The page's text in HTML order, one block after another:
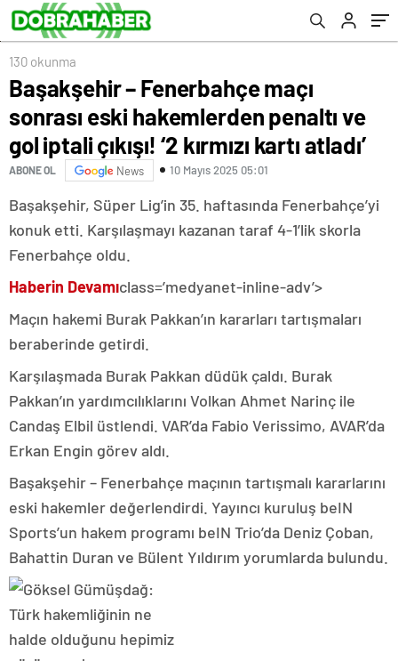
kırmızı kartı atladı’
130 okunma
Başakşehir – Fenerbahçe maçı
sonrası eski hakemlerden penaltı ve
gol iptali çıkışı! ‘2 kırmızı kartı atladı’
ABONE OL News 10 Mayıs 2025 05:01
Başakşehir, Süper Lig’in 35. haftasında Fenerbahçe’yi
konuk etti. Karşılaşmayı kazanan taraf 4-1’lik skorla
Fenerbahçe oldu.
Haberin Devamıclass=’medyanet-inline-adv’>
Maçın hakemi Burak Pakkan’ın kararları tartışmaları
beraberinde getirdi.
Karşılaşmada Burak Pakkan düdük çaldı. Burak
Pakkan’ın yardımcılıklarını Volkan Ahmet Narinç ile
Candaş Elbil üstlendi. VAR’da Fabio Verissimo, AVAR’da
Erkan Engin görev aldı.
Başakşehir – Fenerbahçe maçının tartışmalı kararlarını
eski hakemler değerlendirdi. Yayıncı kuruluş beIN
Sports’un hakem programı beIN Trio’da Deniz Çoban,
Bahattin Duran ve Bülent Yıldırım yorumlarda bulundu.